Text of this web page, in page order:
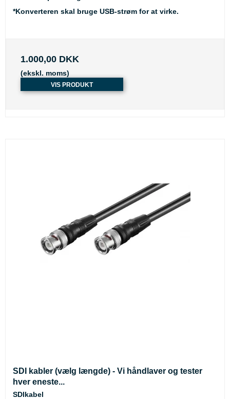
*Konverteren skal bruge USB-strøm for at virke.
1.000,00 DKK
(ekskl. moms)
VIS PRODUKT
SDI kabler (vælg længde) - Vi håndlaver og tester
hver eneste...
SDIkabel